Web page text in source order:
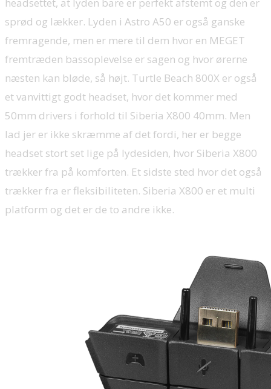
sprød og lækker. Lyden i Astro A50 er også ganske
fremragende, men er mere til dem hvor en MEGET
fremtræden bassoplevelse er sagen og hvor ørerne
næsten kan bløde, så højt. Turtle Beach 800X er også
et vanvittigt godt headset, hvor det kommer med
50mm drivers i forhold til Siberia X800 40mm. Men
lad jer er ikke skræmme af det fordi, her er begge
headset stort set lige på lydesiden, hvor Siberia X800
trækker fra på komforten. Et sidste sted hvor det også
trækker fra er fleksibiliteten. Siberia X800 er et multi
platform og det er de to andre ikke.